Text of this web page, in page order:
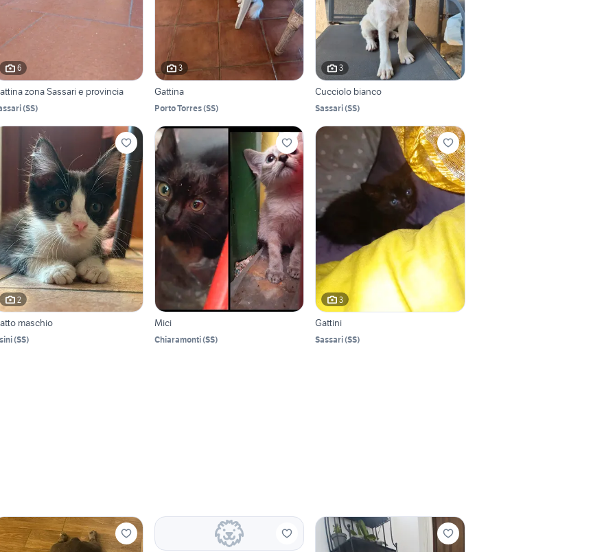
6
zona Sassari e provincia
(SS)
3
Gattina
Porto Torres(SS)
3
Cucciolo bianco
Sassari(SS)
2
maschio
(SS)
Mici
Chiaramonti(SS)
3
Gattini
Sassari(SS)